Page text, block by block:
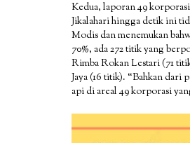
Kedua, laporan 49 korporasi
Jikalahari hingga detik ini
Modis dan menemukan
70%, ada 272 titik yang
Rimba Rokan Lestari (71
Jaya (16 titik). “Bahkan dari
api di areal 49 korporasi